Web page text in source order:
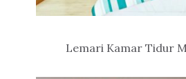
Lemari Kamar Tidur